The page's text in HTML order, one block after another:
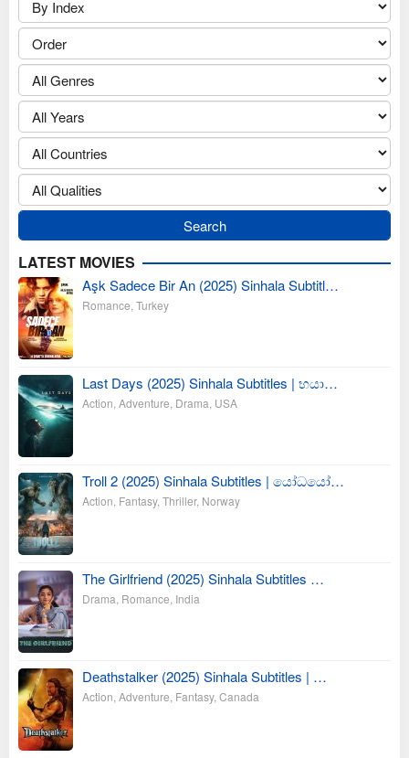
LATEST MOVIES
Aşk Sadece Bir An (2025) Sinhala Subtitl…
Romance Turkey
Last Days (2025) Sinhala Subtitles | භයා…
Action Adventure Drama USA
Troll 2 (2025) Sinhala Subtitles | යෝධයෝ…
Action Fantasy, Thriller, Norway
The Girlfriend (2025) Sinhala Subtitles …
Drama Romance India
Deathstalker (2025) Sinhala Subtitles | …
Action Adventure Fantasy, Canada